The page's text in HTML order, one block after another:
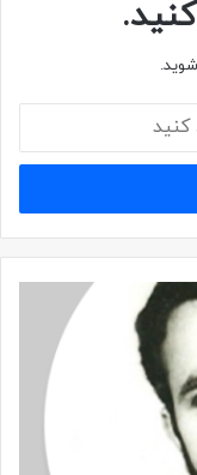
بود و مادرش
یافت در روز سوم
بر اثر اصابت ترکش
واقع است.